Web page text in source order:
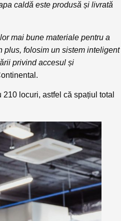
caldă este produsă și livrată
mai bune materiale pentru a
plus, folosim un sistem inteligent
privind accesul și
locuri, astfel că spațiul total